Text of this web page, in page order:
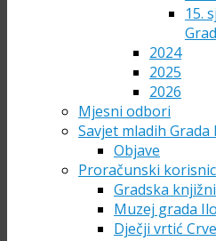
15.
2024
2025
2026
Mjesni odbori
Savjet mladih Grada
Objave
Proračunski
Gradska
Muzej grada
Dječji vrtić